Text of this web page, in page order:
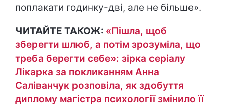
поплакати годинку-дві, але не більше».
ЧИТАЙТЕ ТАКОЖ: «Пішла, щоб
зберегти шлюб, а потім зрозуміла, що
треба берегти себе»: зірка серіалу
Лікарка за покликанням Анна
Саліванчук розповіла, як здобуття
диплому магістра психології змінило її